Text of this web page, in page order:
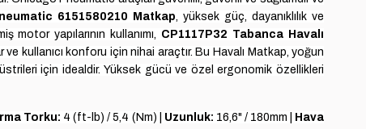
6151580210 Matkap, yüksek güç, dayanıklılık ve
yapılarının kullanımı, CP1117P32 Tabanca Havalı
kullanıcı konforu için nihai araçtır. Bu Havalı Matkap, yoğun
için idealdir.Yüksek gücü ve özel ergonomik özellikleri
Torku: 4 (ft-lb) / 5,4 (Nm) | Uzunluk: 16,6" / 180mm |
Hava